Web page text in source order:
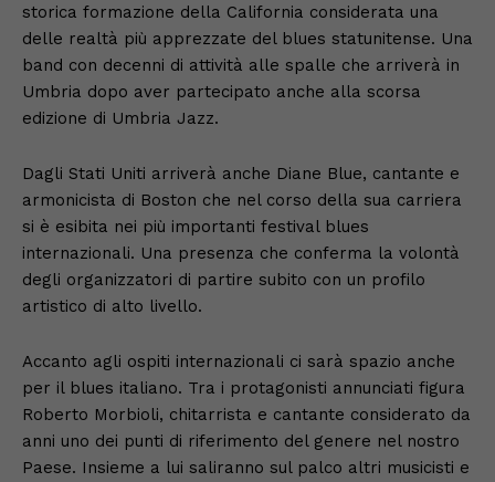
storica formazione della California considerata una
delle realtà più apprezzate del blues statunitense. Una
band con decenni di attività alle spalle che arriverà in
Umbria dopo aver partecipato anche alla scorsa
edizione di Umbria Jazz.
Dagli Stati Uniti arriverà anche Diane Blue, cantante e
armonicista di Boston che nel corso della sua carriera
si è esibita nei più importanti festival blues
internazionali. Una presenza che conferma la volontà
degli organizzatori di partire subito con un profilo
artistico di alto livello.
Accanto agli ospiti internazionali ci sarà spazio anche
per il blues italiano. Tra i protagonisti annunciati figura
Roberto Morbioli, chitarrista e cantante considerato da
anni uno dei punti di riferimento del genere nel nostro
Paese. Insieme a lui saliranno sul palco altri musicisti e